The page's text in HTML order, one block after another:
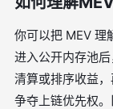
你可以把 MEV 理
进入公开内存池后
清算或排序收益
争夺上链优先权